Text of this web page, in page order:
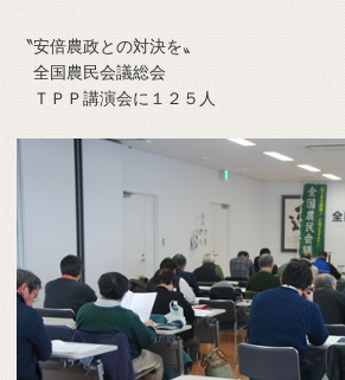
〝安倍農政との対決を〟
全国農民会議総会
ＴＰＰ講演会に１２５人